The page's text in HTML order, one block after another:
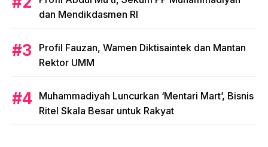
dan Mendikdasmen RI
Profil Fauzan, Wamen Diktisaintek dan Mantan
Rektor UMM
Muhammadiyah Luncurkan ‘Mentari Mart’, Bisnis
Ritel Skala Besar untuk Rakyat